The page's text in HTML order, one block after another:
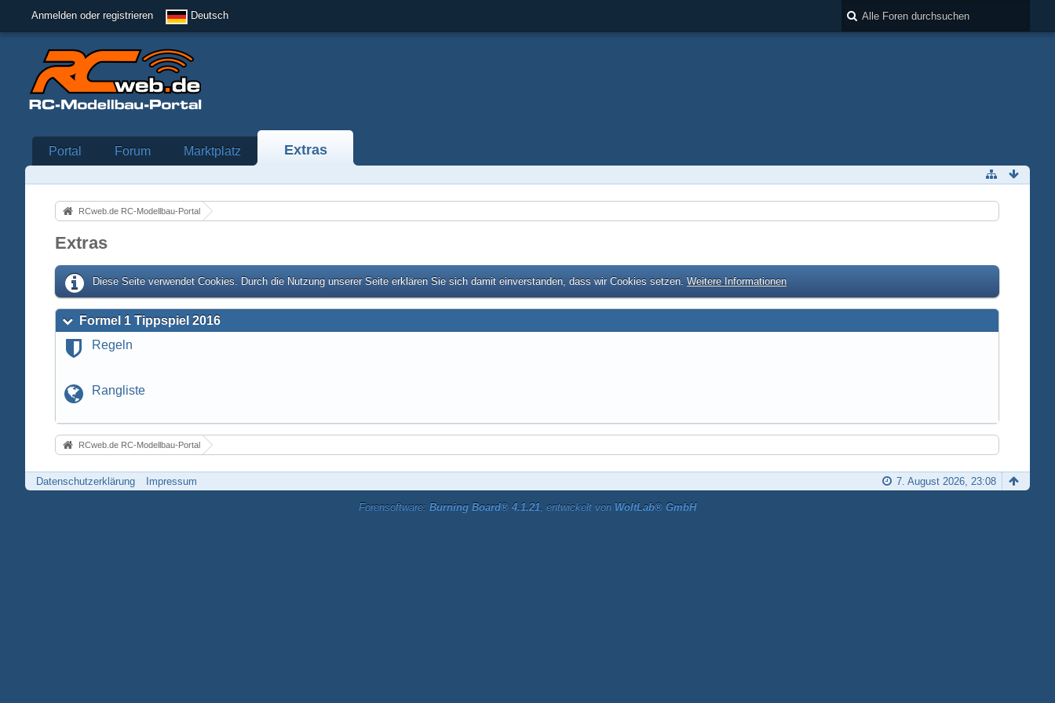
Anmelden oder registrieren Deutsch
Portal Forum Marktplatz Extras
RCweb.de RC-Modellbau-Portal
Extras
Diese Seite verwendet Cookies. Durch die Nutzung unserer Seite erklären Sie sich damit einverstanden, dass wir Cookies setzen. Weitere Informationen
Formel 1 Tippspiel 2016
Regeln
Rangliste
RCweb.de RC-Modellbau-Portal
Datenschutzerklärung Impressum 7. August 2026, 23:08
Forensoftware: Burning Board® 4.1.21, entwickelt von WoltLab® GmbH